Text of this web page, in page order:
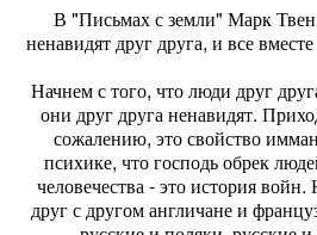
В "Письмах с земли" Марк
ненавидят друг друга, и все
Начнем с того, что люди друг
они друг друга ненавидят.
сожалению, это свойство
психике, что господь обрек
человечества - это история
друг с другом англичане и